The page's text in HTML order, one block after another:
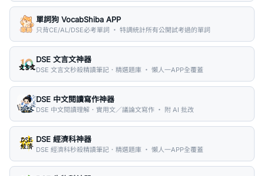
單詞狗 VocabShiba APP
只背CE/AL/DSE必考單詞 ・ 特調統計所有公開試考過的單詞
DSE 文言文神器
DSE 文言文秒殺精讀筆記．精選題庫 ・ 懶人一APP全覆蓋
DSE 中文閱讀寫作神器
DSE 中文閱讀理解．實用文／議論文寫作 ・ 附 AI 批改
DSE 經濟科神器
DSE 經濟科秒殺精讀筆記．精選題庫 ・ 懶人一APP全覆蓋